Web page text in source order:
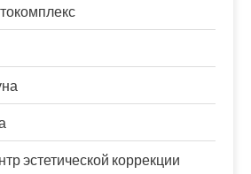
эстетической коррекции